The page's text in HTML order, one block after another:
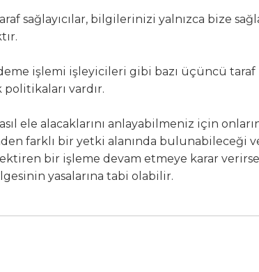
sağlayıcılar, bilgilerinizi yalnızca bize
işlemi işleyicileri gibi bazı üçüncü taraf
vardır.
ele alacaklarını anlayabilmeniz için
farklı bir yetki alanında bulunabileceği
bir işleme devam etmeye karar
yasalarına tabi olabilir.